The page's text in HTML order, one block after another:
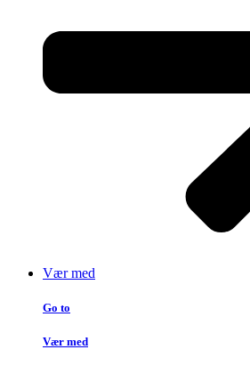
Vær med
Go to
Vær med